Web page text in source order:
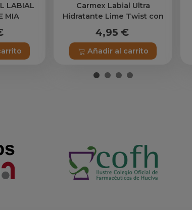
LABIAL
MIA
Carmex Labial Ultra
Hidratante Lime Twist con
SPF 15
4,95 €
Añadir al carrito